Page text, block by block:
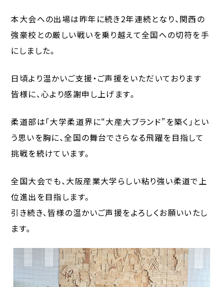
本大会への出場は昨年に続き2年連続となり、関西の
強豪校との厳しい戦いを乗り越えて全国への切符を手
にしました。
日頃より温かいご支援・ご声援をいただいております
皆様に、心より感謝申し上げます。
柔道部は「大学柔道界に“大産大ブランド”を築く」とい
う思いを胸に、全国の舞台でさらなる飛躍を目指して
挑戦を続けています。
全国大会でも、大阪産業大学らしい粘り強い柔道で上
位進出を目指します。
引き続き、皆様の温かいご声援をよろしくお願いいたし
ます。